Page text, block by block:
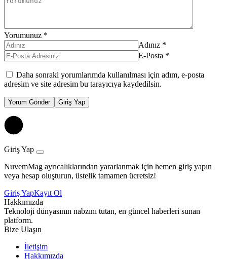
Yorumunuz *
Adınız *
E-Posta *
Daha sonraki yorumlarımda kullanılması için adım, e-posta
adresim ve site adresim bu tarayıcıya kaydedilsin.
Yorum Gönder Giriş Yap
Giriş Yap
NuvemMag ayrıcalıklarından yararlanmak için hemen giriş yapın
veya hesap oluşturun, üstelik tamamen ücretsiz!
Giriş YapKayıt Ol
Hakkımızda
Teknoloji dünyasının nabzını tutan, en güncel haberleri sunan
platform.
Bize Ulaşın
İletişim
Hakkımızda